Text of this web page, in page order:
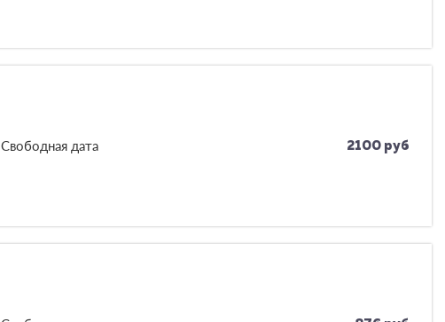
Свободная дата 2100 руб